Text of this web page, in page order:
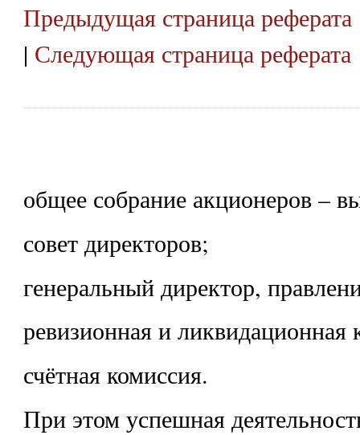
Предыдущая страница реферата
| Следующая страница реферата
общее собрание акционеров –
совет директоров;
генеральный директор,
ревизионная и ликвидационная
счётная комиссия.
При этом успешная